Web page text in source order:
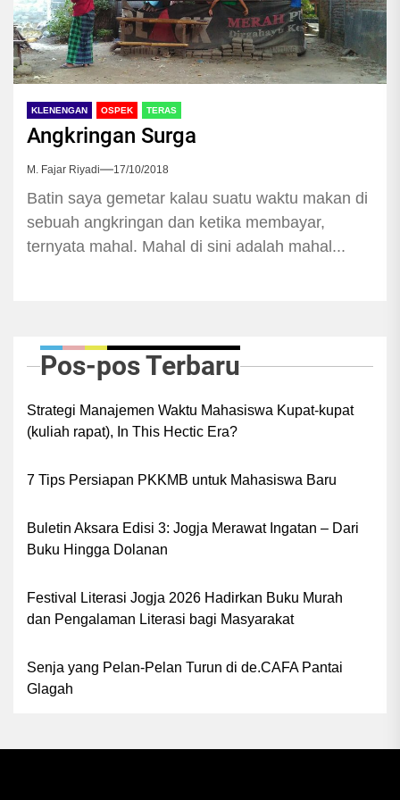
KLENENGAN OSPEK TERAS
Angkringan Surga
M. Fajar Riyadi 17/10/2018
Batin saya gemetar kalau suatu waktu makan di
sebuah angkringan dan ketika membayar,
ternyata mahal. Mahal di sini adalah mahal...
Pos-pos Terbaru
Strategi Manajemen Waktu Mahasiswa Kupat-kupat
(kuliah rapat), In This Hectic Era?
7 Tips Persiapan PKKMB untuk Mahasiswa Baru
Buletin Aksara Edisi 3: Jogja Merawat Ingatan – Dari
Buku Hingga Dolanan
Festival Literasi Jogja 2026 Hadirkan Buku Murah
dan Pengalaman Literasi bagi Masyarakat
Senja yang Pelan-Pelan Turun di de.CAFA Pantai
Glagah